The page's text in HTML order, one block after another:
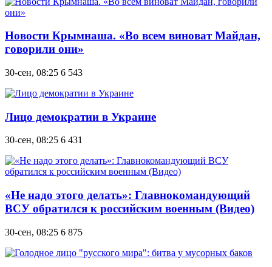
Новости Крымнаша. «Во всем виноват Майдан,
говорили они»
30-сен, 08:25 6 543
Лицо демократии в Украине
30-сен, 08:25 6 431
«Не надо этого делать»: Главнокомандующий
ВСУ обратился к российским военным (Видео)
30-сен, 08:25 6 875